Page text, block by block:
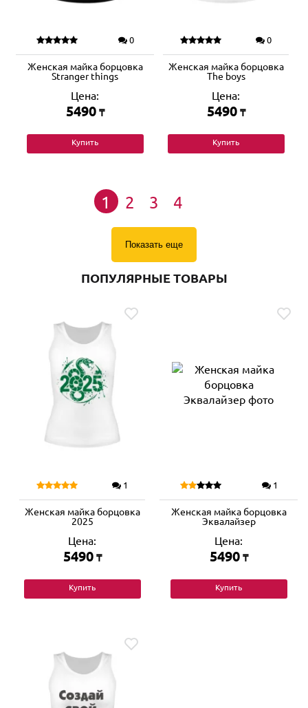
0
Женская майка борцовка
Stranger things
Цена:
5490 ₸
Купить
0
Женская майка борцовка
The boys
Цена:
5490 ₸
Купить
1 2 3 4
Показать еще
ПОПУЛЯРНЫЕ ТОВАРЫ
1
Женская майка борцовка
2025
Цена:
5490 ₸
Купить
1
Женская майка борцовка
Эквалайзер
Цена:
5490 ₸
Купить